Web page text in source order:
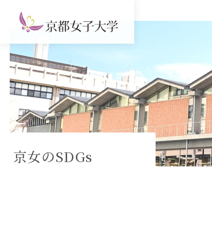
京女のSDGs